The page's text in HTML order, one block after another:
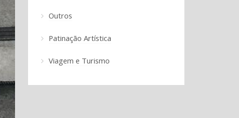
Outros
Patinação Artística
Viagem e Turismo